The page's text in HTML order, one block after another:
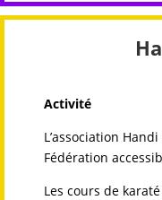
Activité
L’association
Fédération
Les cours de